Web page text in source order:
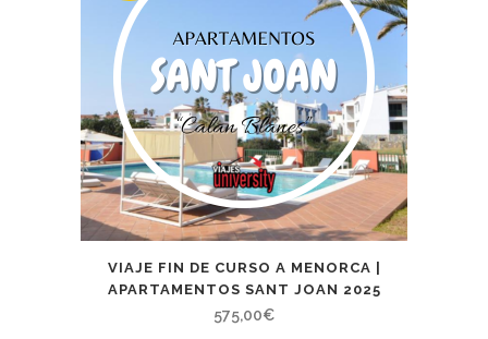
VIAJE FIN DE CURSO A MENORCA |
APARTAMENTOS SANT JOAN 2025
575,00€